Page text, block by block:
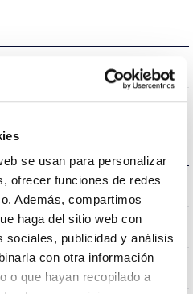
se usan para personalizar
ofrecer funciones de redes
Además, compartimos
haga del sitio web con
sociales, publicidad y análisis
con otra información
o que hayan recopilado a
NÃO
0x0x0mm
Monte Crúzio